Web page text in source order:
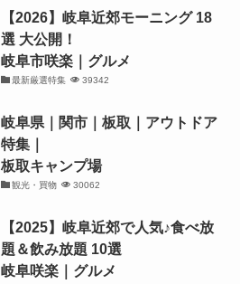
【2026】岐阜近郊モーニング 18
選 大公開！
岐阜市咲楽｜グルメ
最新厳選特集 39342
岐阜県｜関市｜板取｜アウトドア
特集｜
板取キャンプ場
観光・買物 30062
【2025】岐阜近郊で人気♪食べ放
題＆飲み放題 10選
岐阜咲楽｜グルメ